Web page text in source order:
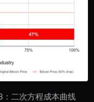
二次方程成本曲线